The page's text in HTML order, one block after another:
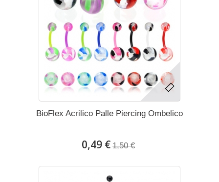
BioFlex Acrilico Palle Piercing Ombelico
0,49 € 1,50 €